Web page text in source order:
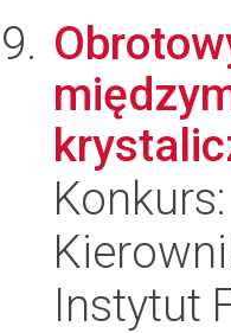
Konkurs:
Instytut